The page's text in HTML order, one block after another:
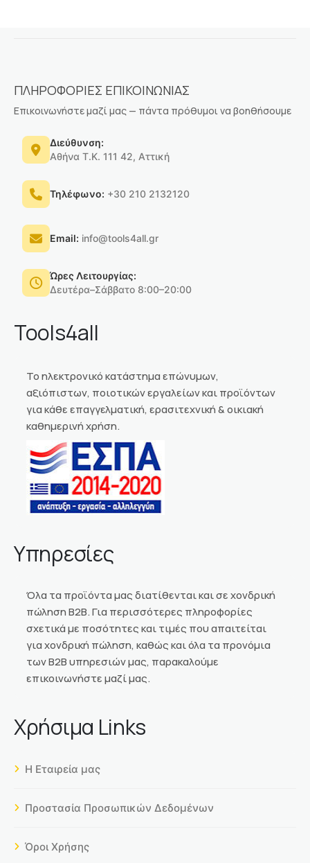
ΠΛΗΡΟΦΟΡΙΕΣ ΕΠΙΚΟΙΝΩΝΙΑΣ
Επικοινωνήστε μαζί μας — πάντα πρόθυμοι να βοηθήσουμε
Διεύθυνση:
Αθήνα Τ.Κ. 111 42, Αττική
Τηλέφωνο: +30 210 2132120
Email: info@tools4all.gr
Ώρες Λειτουργίας:
Δευτέρα–Σάββατο 8:00–20:00
Tools4all
Το ηλεκτρονικό κατάστημα επώνυμων,
αξιόπιστων, ποιοτικών εργαλείων και προϊόντων
για κάθε επαγγελματική, ερασιτεχνική & οικιακή
καθημερινή χρήση.
Υπηρεσίες
Όλα τα προϊόντα μας διατίθενται και σε χονδρική
πώληση Β2Β. Για περισσότερες πληροφορίες
σχετικά με ποσότητες και τιμές που απαιτείται
για χονδρική πώληση, καθώς και όλα τα προνόμια
των Β2Β υπηρεσιών μας, παρακαλούμε
επικοινωνήστε μαζί μας.
Χρήσιμα Links
Η Εταιρεία μας
Προστασία Προσωπικών Δεδομένων
Όροι Χρήσης